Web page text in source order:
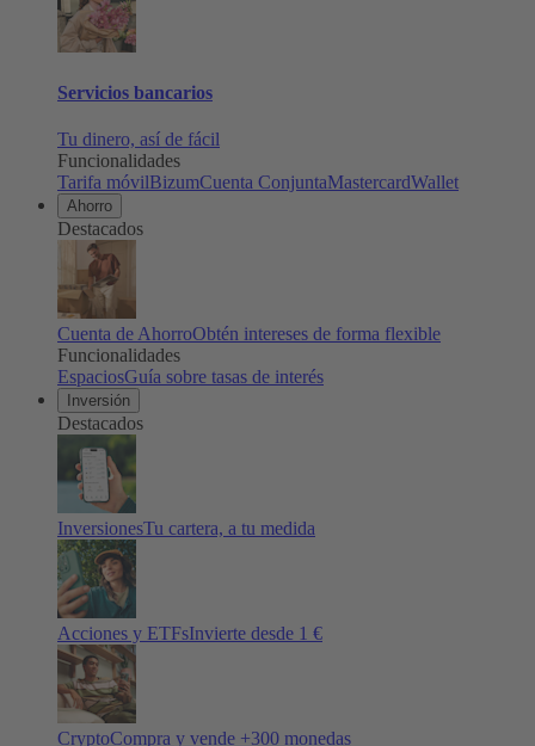
Servicios bancarios
Tu dinero, así de fácil
Funcionalidades
Tarifa móvilBizumCuenta ConjuntaMastercardWallet
Ahorro
Destacados
Cuenta de AhorroObtén intereses de forma flexible
Funcionalidades
EspaciosGuía sobre tasas de interés
Inversión
Destacados
InversionesTu cartera, a tu medida
Acciones y ETFsInvierte desde 1 €
CryptoCompra y vende +300 monedas